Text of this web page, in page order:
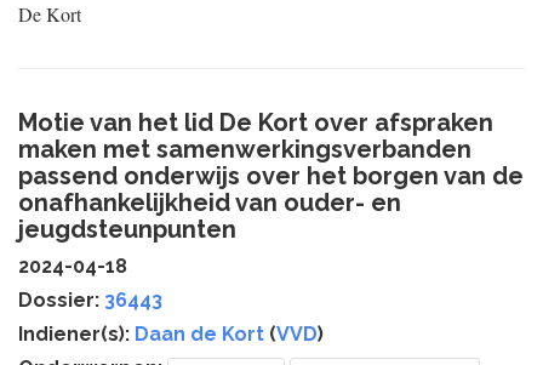
De Kort
Motie van het lid De Kort over afspraken
maken met samenwerkingsverbanden
passend onderwijs over het borgen van de
onafhankelijkheid van ouder- en
jeugdsteunpunten
2024-04-18
Dossier: 36443
Indiener(s): Daan de Kort (VVD)